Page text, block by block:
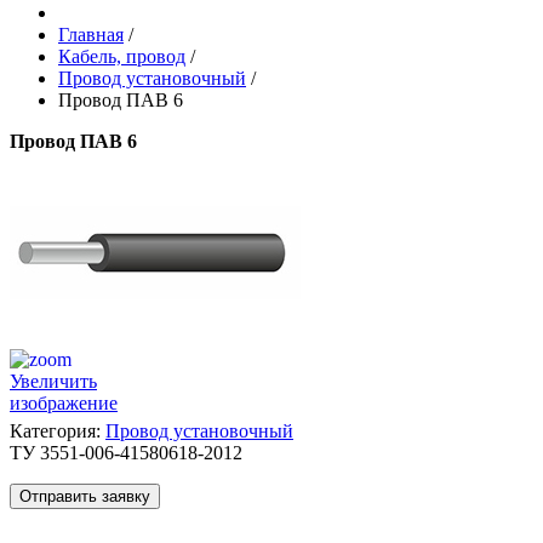
Главная /
Кабель, провод /
Провод установочный /
Провод ПАВ 6
Провод ПАВ 6
Увеличить
изображение
Категория: Провод установочный
ТУ 3551-006-41580618-2012
Отправить заявку